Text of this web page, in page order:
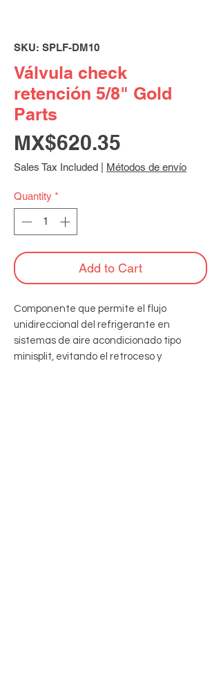
SKU: SPLF-DM10
Válvula check
retención 5/8" Gold
Parts
MX$620.35
Sales Tax Included Métodos de envío
Quantity *
Add to Cart
Componente que permite el flujo
unidireccional del refrigerante en
sistemas de aire acondicionado tipo
minisplit, evitando el retroceso y